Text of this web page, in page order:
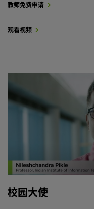
教师免费申请
观看视频
校园大使